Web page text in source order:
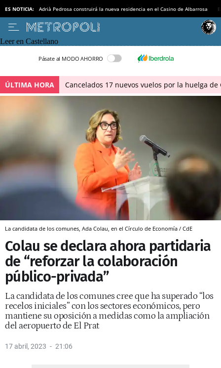
ES NOTICIA: Adrià Pedrosa construirá la nueva residencia en el Casino de Albarrosa
Leer en Castellano
Pásate al MODO AHORRO
ÚLTIMA HORA Cancelados 17 nuevos vuelos por la huelga
La candidata de los comunes, Ada Colau, en el Círculo de Economía / CdE
Colau se declara ahora partidaria
de “reforzar la colaboración
público-privada”
La candidata de los comunes cree que ha superado “los
recelos iniciales” con los sectores económicos, pero
mantiene su oposición a medidas como la ampliación
del aeropuerto de El Prat
17 abril, 2023 21:06